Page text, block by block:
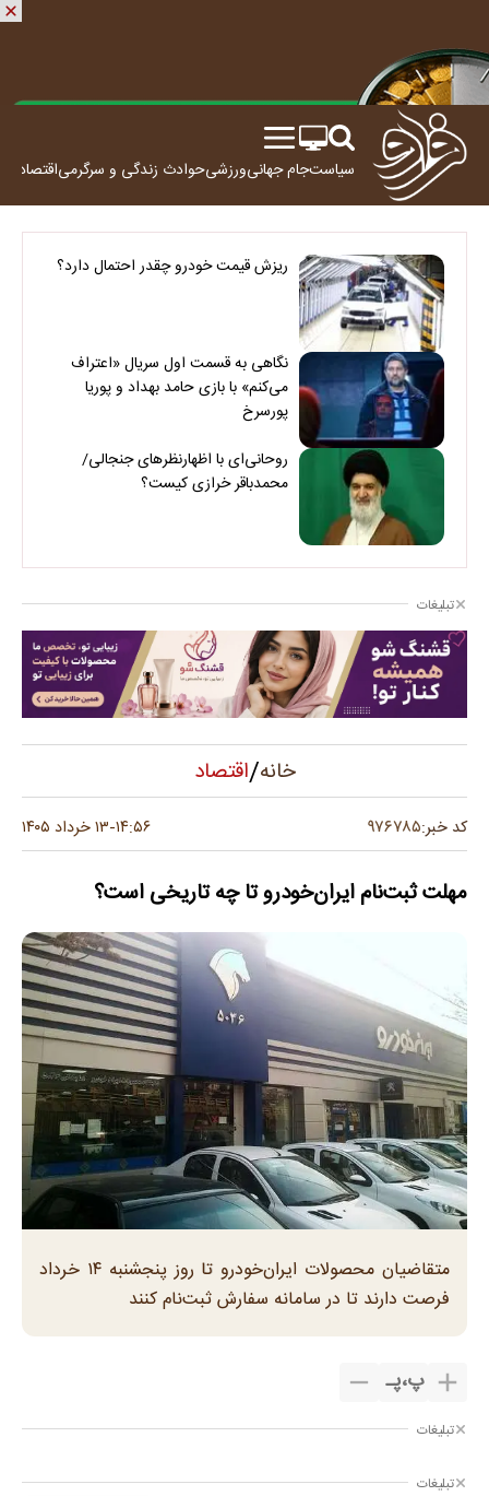
سیاستجام جهانیورزشیحوادث زندگی و سرگرمیاقتصاد
ریزش قیمت خودرو چقدر احتمال دارد؟
نگاهی به قسمت اول سریال «اعتراف
می‌کنم» با بازی حامد بهداد و پوریا
پورسرخ
روحانی‌ای با اظهارنظرهای جنجالی/
محمدباقر خرازی کیست؟
تبلیغات
خانه/اقتصاد
کد خبر:۹۷۶۷۸۵ ۱۴:۵۶-۱۳ خرداد ۱۴۰۵
مهلت ثبت‌نام ایران‌خودرو تا چه تاریخی است؟
متقاضیان محصولات ایران‌خودرو تا روز پنجشنبه ۱۴ خرداد
فرصت دارند تا در سامانه سفارش ثبت‌نام کنند
پ،پـ
تبلیغات
تبلیغات